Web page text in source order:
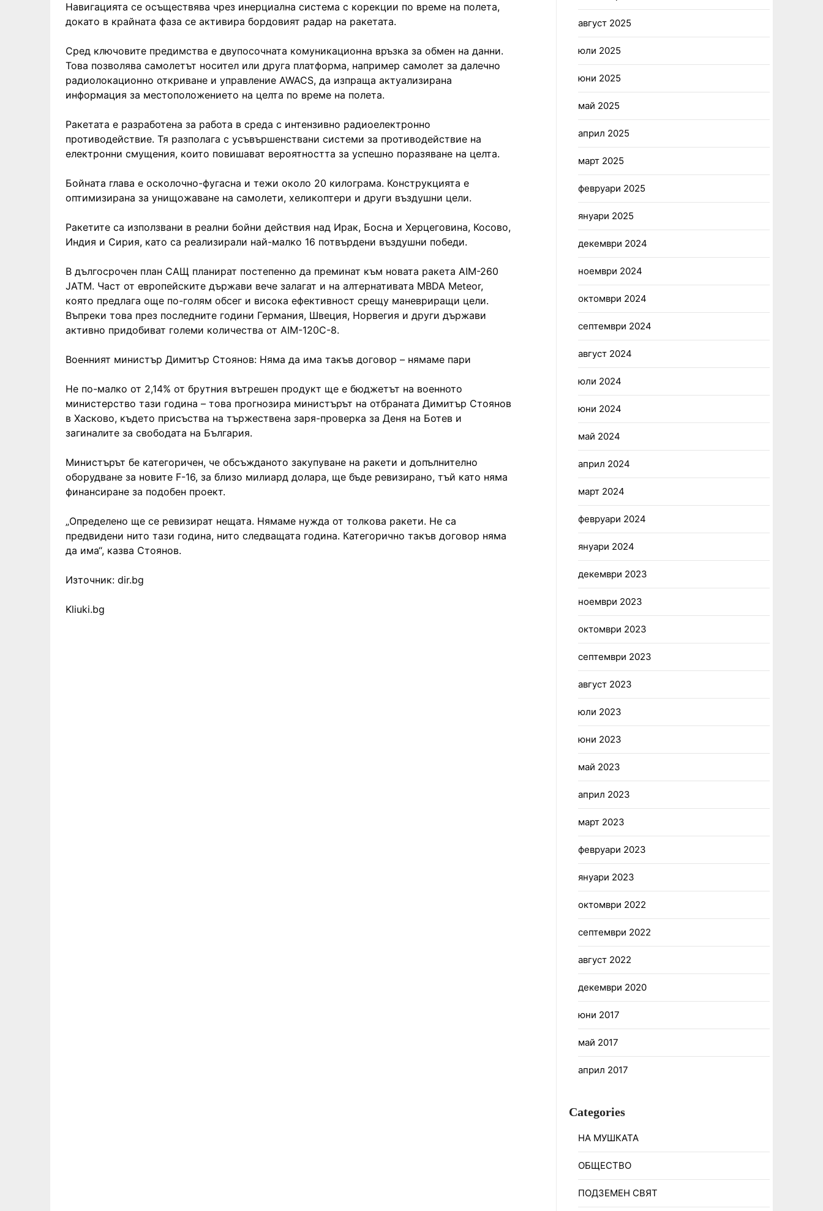
Навигацията се осъществява чрез инерциална система с корекции по време на полета,
докато в крайната фаза се активира бордовият радар на ракетата.
Сред ключовите предимства е двупосочната комуникационна връзка за обмен на данни.
Това позволява самолетът носител или друга платформа, например самолет за далечно
радиолокационно откриване и управление AWACS, да изпраща актуализирана
информация за местоположението на целта по време на полета.
Ракетата е разработена за работа в среда с интензивно радиоелектронно
противодействие. Тя разполага с усъвършенствани системи за противодействие на
електронни смущения, които повишават вероятността за успешно поразяване на целта.
Бойната глава е осколочно-фугасна и тежи около 20 килограма. Конструкцията е
оптимизирана за унищожаване на самолети, хеликоптери и други въздушни цели.
Ракетите са използвани в реални бойни действия над Ирак, Босна и Херцеговина, Косово,
Индия и Сирия, като са реализирали най-малко 16 потвърдени въздушни победи.
В дългосрочен план САЩ планират постепенно да преминат към новата ракета AIM-260
JATM. Част от европейските държави вече залагат и на алтернативата MBDA Meteor,
която предлага още по-голям обсег и висока ефективност срещу маневриращи цели.
Въпреки това през последните години Германия, Швеция, Норвегия и други държави
активно придобиват големи количества от AIM-120C-8.
Военният министър Димитър Стоянов: Няма да има такъв договор – нямаме пари
Не по-малко от 2,14% от брутния вътрешен продукт ще е бюджетът на военното
министерство тази година – това прогнозира министърът на отбраната Димитър Стоянов
в Хасково, където присъства на тържествена заря-проверка за Деня на Ботев и
загиналите за свободата на България.
Министърът бе категоричен, че обсъжданото закупуване на ракети и допълнително
оборудване за новите F-16, за близо милиард долара, ще бъде ревизирано, тъй като няма
финансиране за подобен проект.
„Определено ще се ревизират нещата. Нямаме нужда от толкова ракети. Не са
предвидени нито тази година, нито следващата година. Категорично такъв договор няма
да има“, казва Стоянов.
Източник: dir.bg
Kliuki.bg
август 2025
юли 2025
юни 2025
май 2025
април 2025
март 2025
февруари 2025
януари 2025
декември 2024
ноември 2024
октомври 2024
септември 2024
август 2024
юли 2024
юни 2024
май 2024
април 2024
март 2024
февруари 2024
януари 2024
декември 2023
ноември 2023
октомври 2023
септември 2023
август 2023
юли 2023
юни 2023
май 2023
април 2023
март 2023
февруари 2023
януари 2023
октомври 2022
септември 2022
август 2022
декември 2020
юни 2017
май 2017
април 2017
Categories
НА МУШКАТА
ОБЩЕСТВО
ПОДЗЕМЕН СВЯТ